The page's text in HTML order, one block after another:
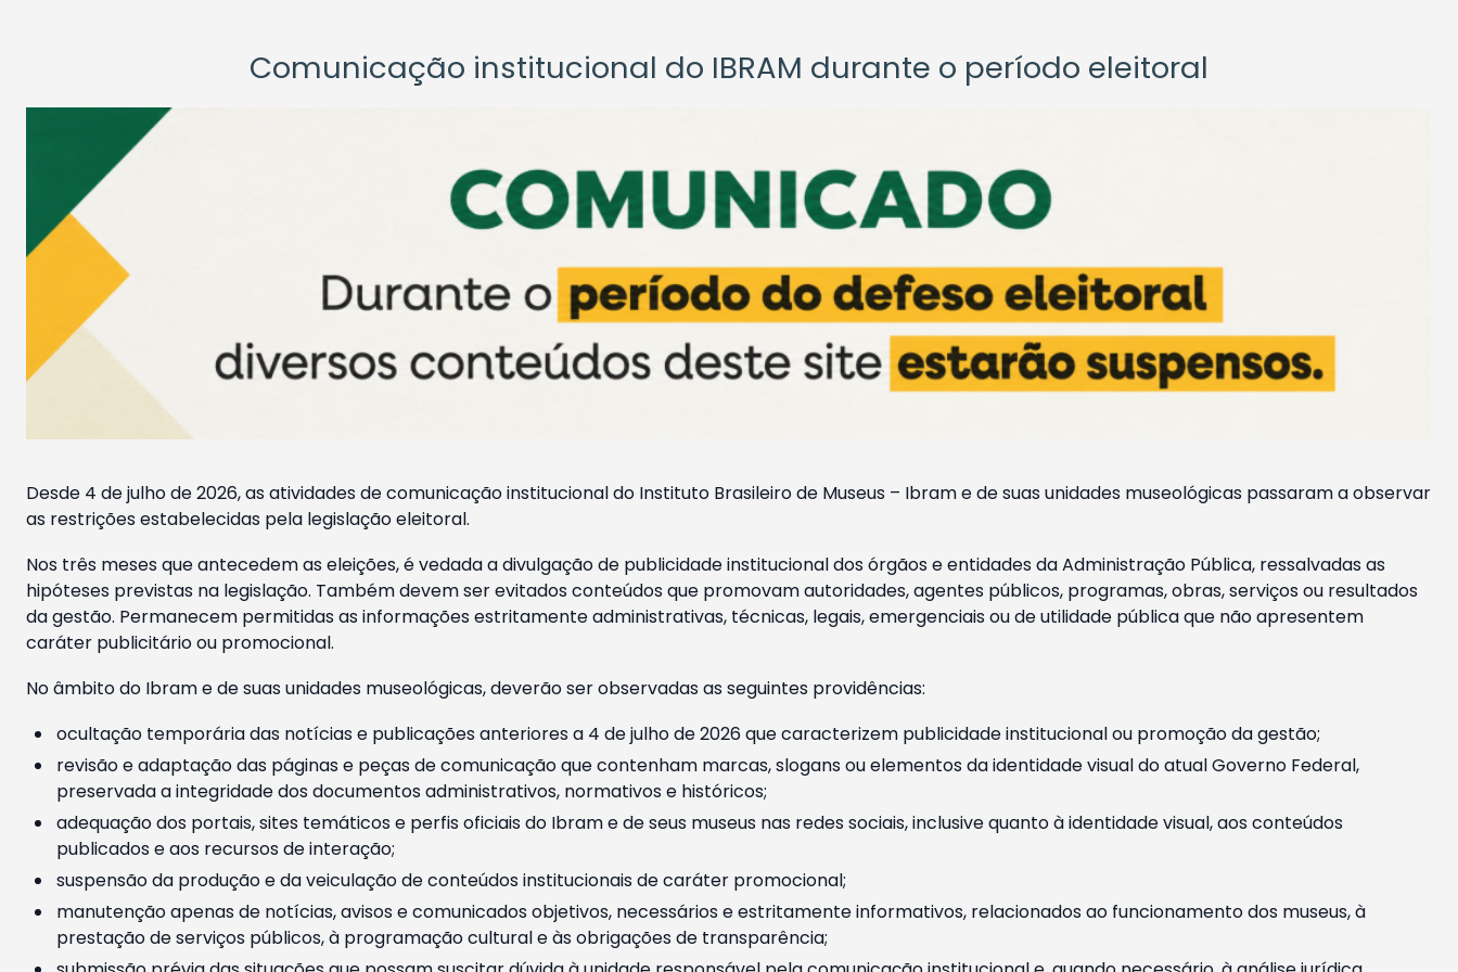
Comunicação institucional do IBRAM durante o período eleitoral
Desde 4 de julho de 2026, as atividades de comunicação institucional do Instituto Brasileiro de Museus – Ibram e de suas unidades museológicas passaram a observar
as restrições estabelecidas pela legislação eleitoral.
Nos três meses que antecedem as eleições, é vedada a divulgação de publicidade institucional dos órgãos e entidades da Administração Pública, ressalvadas as
hipóteses previstas na legislação. Também devem ser evitados conteúdos que promovam autoridades, agentes públicos, programas, obras, serviços ou resultados
da gestão. Permanecem permitidas as informações estritamente administrativas, técnicas, legais, emergenciais ou de utilidade pública que não apresentem
caráter publicitário ou promocional.
No âmbito do Ibram e de suas unidades museológicas, deverão ser observadas as seguintes providências:
ocultação temporária das notícias e publicações anteriores a 4 de julho de 2026 que caracterizem publicidade institucional ou promoção da gestão;
revisão e adaptação das páginas e peças de comunicação que contenham marcas, slogans ou elementos da identidade visual do atual Governo Federal,
preservada a integridade dos documentos administrativos, normativos e históricos;
adequação dos portais, sites temáticos e perfis oficiais do Ibram e de seus museus nas redes sociais, inclusive quanto à identidade visual, aos conteúdos
publicados e aos recursos de interação;
suspensão da produção e da veiculação de conteúdos institucionais de caráter promocional;
manutenção apenas de notícias, avisos e comunicados objetivos, necessários e estritamente informativos, relacionados ao funcionamento dos museus, à
prestação de serviços públicos, à programação cultural e às obrigações de transparência;